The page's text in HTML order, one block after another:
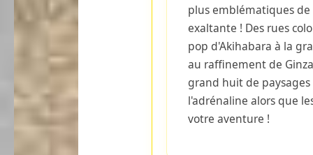
plus emblématiques
exaltante ! Des rues
pop d'Akihabara à la
au raffinement de
grand huit de paysages
l'adrénaline alors que
votre aventure !